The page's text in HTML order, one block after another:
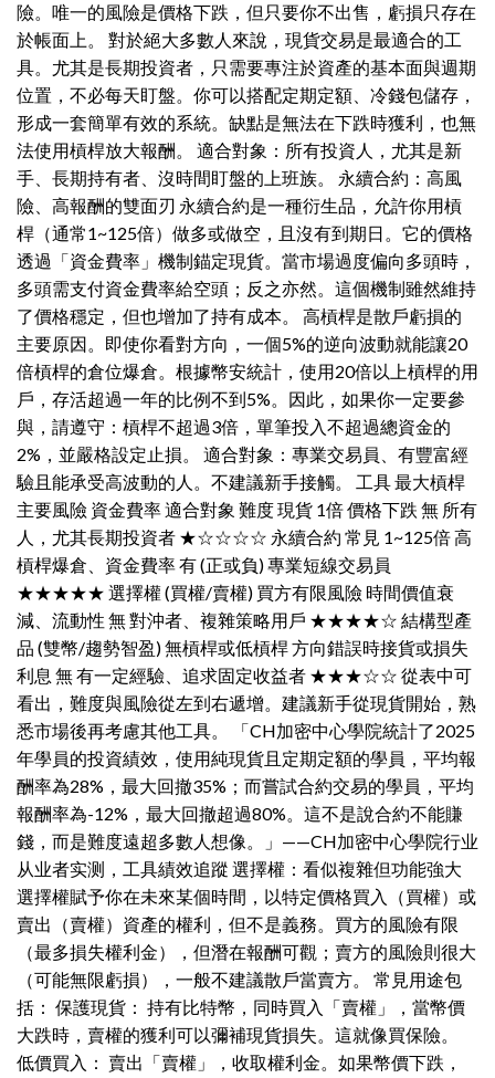
險。唯一的風險是價格下跌，但只要你不出售，虧損只存在
於帳面上。 對於絕大多數人來說，現貨交易是最適合的工
具。尤其是長期投資者，只需要專注於資產的基本面與週期
位置，不必每天盯盤。你可以搭配定期定額、冷錢包儲存，
形成一套簡單有效的系統。缺點是無法在下跌時獲利，也無
法使用槓桿放大報酬。 適合對象：所有投資人，尤其是新
手、長期持有者、沒時間盯盤的上班族。 永續合約：高風
險、高報酬的雙面刃 永續合約是一種衍生品，允許你用槓
桿（通常1~125倍）做多或做空，且沒有到期日。它的價格
透過「資金費率」機制錨定現貨。當市場過度偏向多頭時，
多頭需支付資金費率給空頭；反之亦然。這個機制雖然維持
了價格穩定，但也增加了持有成本。 高槓桿是散戶虧損的
主要原因。即使你看對方向，一個5%的逆向波動就能讓20
倍槓桿的倉位爆倉。根據幣安統計，使用20倍以上槓桿的用
戶，存活超過一年的比例不到5%。因此，如果你一定要參
與，請遵守：槓桿不超過3倍，單筆投入不超過總資金的
2%，並嚴格設定止損。 適合對象：專業交易員、有豐富經
驗且能承受高波動的人。不建議新手接觸。 工具 最大槓桿
主要風險 資金費率 適合對象 難度 現貨 1倍 價格下跌 無 所有
人，尤其長期投資者 ★☆☆☆☆ 永續合約 常見 1~125倍 高
槓桿爆倉、資金費率 有 (正或負) 專業短線交易員
★★★★★ 選擇權 (買權/賣權) 買方有限風險 時間價值衰
減、流動性 無 對沖者、複雜策略用戶 ★★★★☆ 結構型產
品 (雙幣/趨勢智盈) 無槓桿或低槓桿 方向錯誤時接貨或損失
利息 無 有一定經驗、追求固定收益者 ★★★☆☆ 從表中可
看出，難度與風險從左到右遞增。建議新手從現貨開始，熟
悉市場後再考慮其他工具。 「CH加密中心學院統計了2025
年學員的投資績效，使用純現貨且定期定額的學員，平均報
酬率為28%，最大回撤35%；而嘗試合約交易的學員，平均
報酬率為-12%，最大回撤超過80%。這不是說合約不能賺
錢，而是難度遠超多數人想像。」——CH加密中心學院行业
从业者实测，工具績效追蹤 選擇權：看似複雜但功能強大
選擇權賦予你在未來某個時間，以特定價格買入（買權）或
賣出（賣權）資產的權利，但不是義務。買方的風險有限
（最多損失權利金），但潛在報酬可觀；賣方的風險則很大
（可能無限虧損），一般不建議散戶當賣方。 常見用途包
括： 保護現貨： 持有比特幣，同時買入「賣權」，當幣價
大跌時，賣權的獲利可以彌補現貨損失。這就像買保險。
低價買入： 賣出「賣權」，收取權利金。如果幣價下跌，